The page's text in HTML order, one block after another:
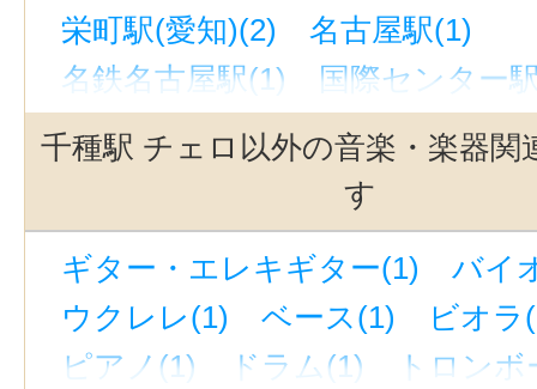
栄町駅(愛知)(2)
名古屋駅(1)
名鉄名古屋駅(1)
国際センター
今池駅(愛知)(1)
池下駅(1)
千種駅 チェロ以外の音楽・楽器関
す
ギター・エレキギター(1)
バイ
ウクレレ(1)
ベース(1)
ビオラ
ピアノ(1)
ドラム(1)
トロン